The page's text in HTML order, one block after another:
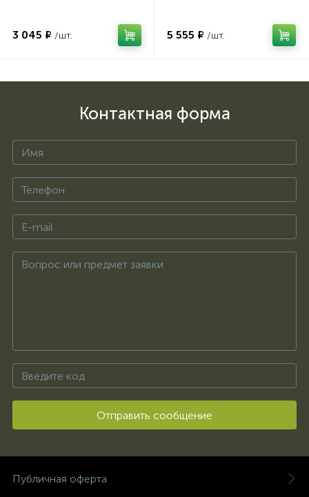
3 045 ₽ /шт. 5 555 ₽ /шт.
Контактная форма
Отправить сообщение
Публичная оферта